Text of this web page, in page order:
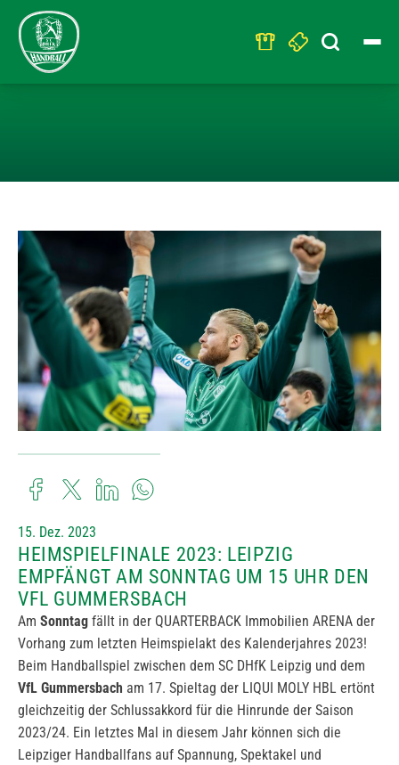
Search
for:
15. Dez. 2023
HEIMSPIELFINALE 2023: LEIPZIG
EMPFÄNGT AM SONNTAG UM 15 UHR DEN
VFL GUMMERSBACH
Am Sonntag fällt in der QUARTERBACK Immobilien ARENA der
Vorhang zum letzten Heimspielakt des Kalenderjahres 2023!
Beim Handballspiel zwischen dem SC DHfK Leipzig und dem
VfL Gummersbach am 17. Spieltag der LIQUI MOLY HBL ertönt
gleichzeitig der Schlussakkord für die Hinrunde der Saison
2023/24. Ein letztes Mal in diesem Jahr können sich die
Leipziger Handballfans auf Spannung, Spektakel und